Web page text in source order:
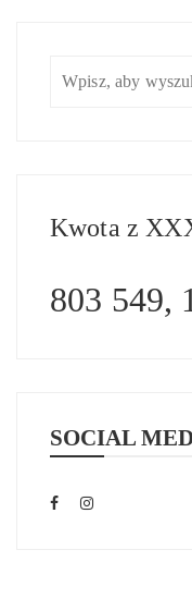
Kwota z
803 549,
SOCIAL